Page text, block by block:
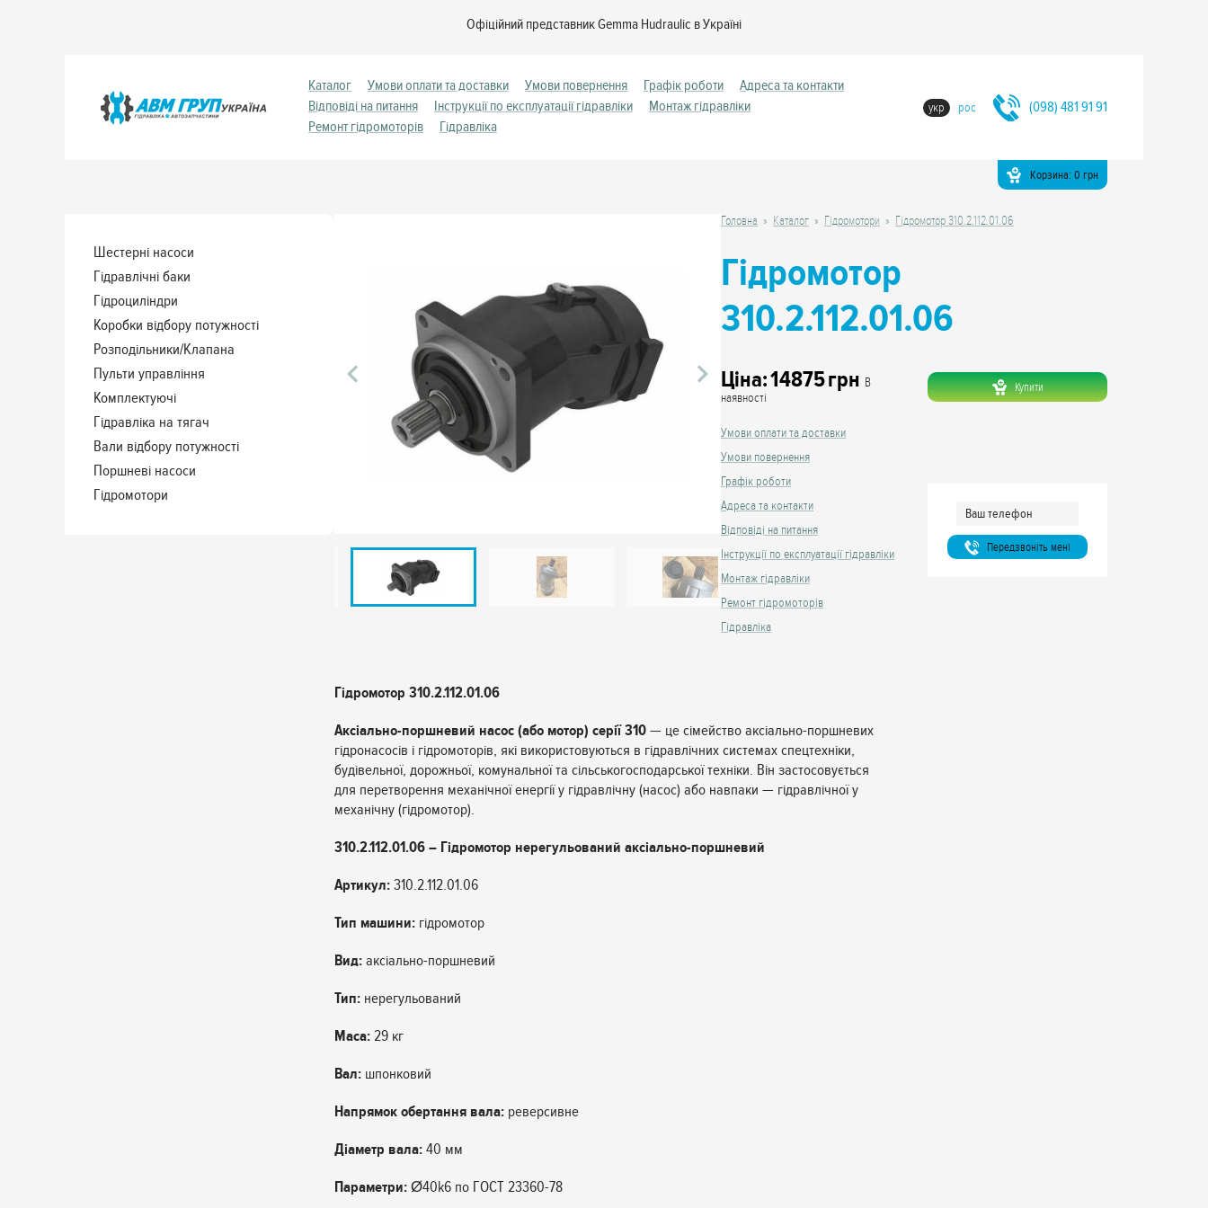
Офіційний представник Gemma Hudraulic в Україні
Каталог Умови оплати та доставки Умови повернення Графік роботи
Адреса та контакти
Відповіді на питання
Інструкції по експлуатації гідравліки
Монтаж гідравліки
Ремонт гідромоторів
Гідравліка
укр рос (098) 481 91 91
Корзина: 0 грн
Шестерні насоси
Гідравлічні баки
Гідроциліндри
Коробки відбору потужності
Розподільники/Клапана
Пульти управління
Комплектуючі
Гідравліка на тягач
Вали відбору потужності
Поршневі насоси
Гідромотори
Головна Каталог Гідромотори Гідромотор 310.2.112.01.06
Гідромотор
310.2.112.01.06
Ціна:14875грн В
наявності
Купити
Умови оплати та доставки
Умови повернення
Графік роботи
Адреса та контакти
Відповіді на питання
Інструкції по експлуатації гідравліки
Монтаж гідравліки
Ремонт гідромоторів
Гідравліка
Передзвонiть менi
Гідромотор 310.2.112.01.06
Аксіально-поршневий насос (або мотор) серії 310 — це сімейство аксіально-поршневих
гідронасосів і гідромоторів, які використовуються в гідравлічних системах спецтехніки,
будівельної, дорожньої, комунальної та сільськогосподарської техніки. Він застосовується
для перетворення механічної енергії у гідравлічну (насос) або навпаки — гідравлічної у
механічну (гідромотор).
310.2.112.01.06 – Гідромотор нерегульований аксіально-поршневий
Артикул: 310.2.112.01.06
Тип машини: гідромотор
Вид: аксіально-поршневий
Тип: нерегульований
Маса: 29 кг
Вал: шпонковий
Напрямок обертання вала: реверсивне
Діаметр вала: 40 мм
Параметри: Ø40k6 по ГОСТ 23360-78